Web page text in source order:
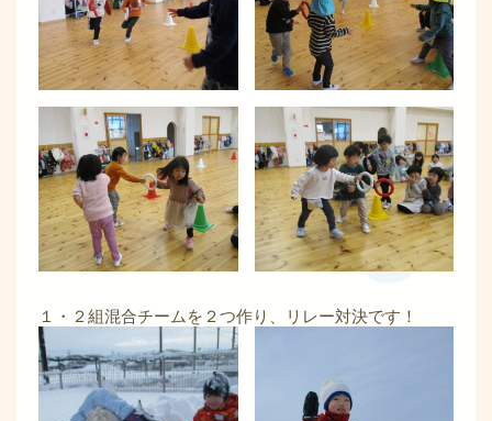
１・２組混合チームを２つ作り、リレー対決です！